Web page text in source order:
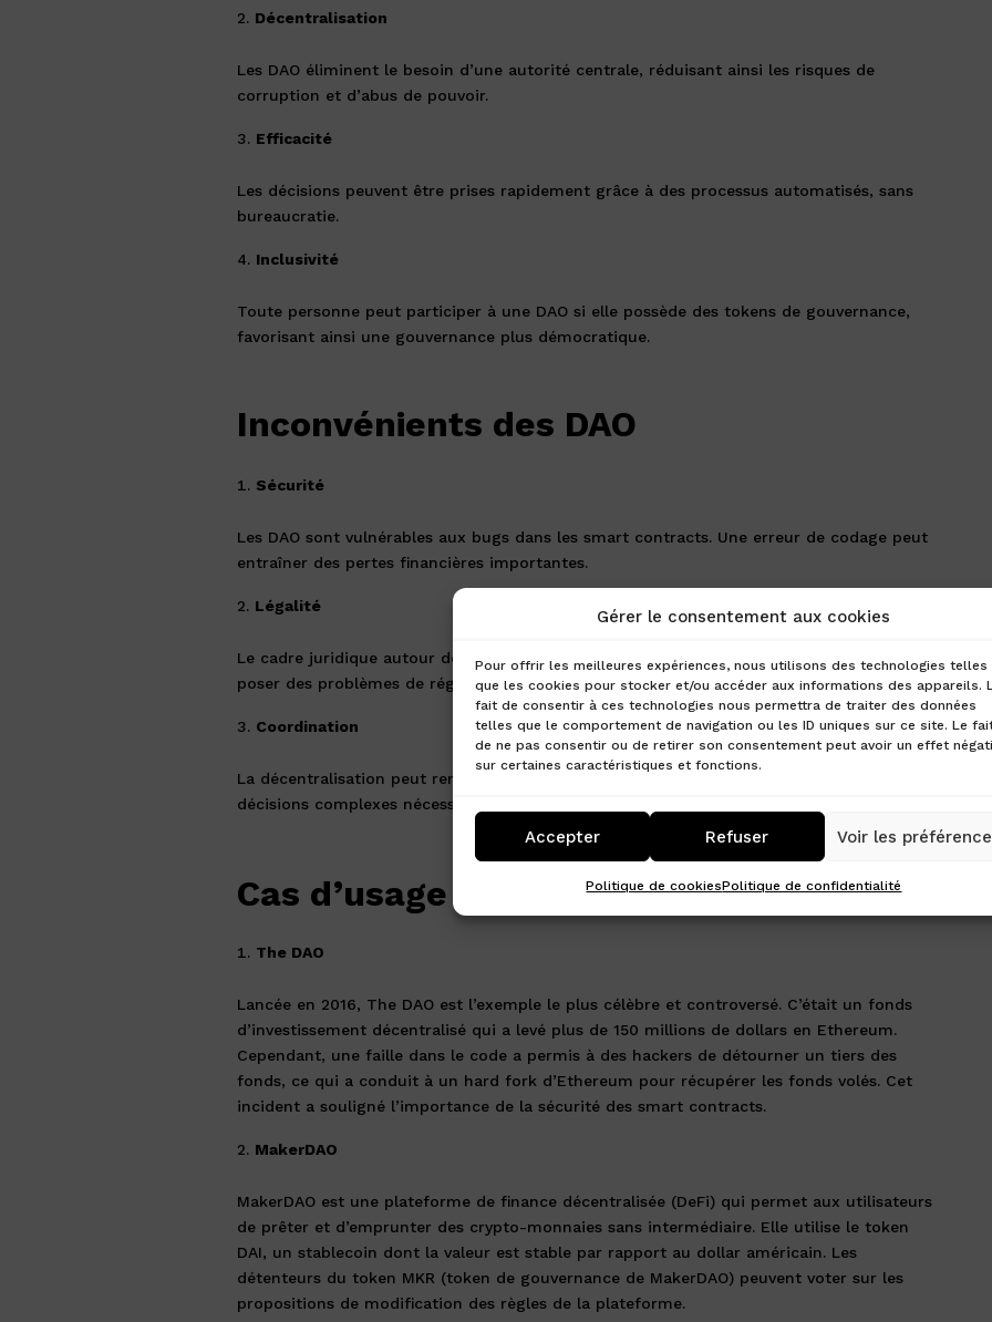
Gérer le consentement aux cookies
Pour offrir les meilleures expériences, nous utilisons des technologies telles
que les cookies pour stocker et/ou accéder aux informations des appareils.
fait de consentir à ces technologies nous permettra de traiter des données
telles que le comportement de navigation ou les ID uniques sur ce site. Le
de ne pas consentir ou de retirer son consentement peut avoir un effet
sur certaines caractéristiques et fonctions.
Accepter Refuser Voir les
Politique de cookiesPolitique de confidentialité
Décentralisation
Les DAO éliminent le besoin d’une autorité centrale, réduisant ainsi les risques de
corruption et d’abus de pouvoir.
Efficacité
Les décisions peuvent être prises rapidement grâce à des processus automatisés, sans
bureaucratie.
Inclusivité
Toute personne peut participer à une DAO si elle possède des tokens de gouvernance,
favorisant ainsi une gouvernance plus démocratique.
Inconvénients des DAO
Sécurité
Les DAO sont vulnérables aux bugs dans les smart contracts. Une erreur de codage peut
entraîner des pertes financières importantes.
Légalité
Le cadre juridique autour des DAO est encore flou dans de nombreux pays, ce qui peut
poser des problèmes de réglementation et de conformité.
Coordination
La décentralisation peut rendre la coordination des membres difficile, surtout pour les
décisions complexes nécessitant une collaboration intensive.
Cas d’usage des DAO
The DAO
Lancée en 2016, The DAO est l’exemple le plus célèbre et controversé. C’était un fonds
d’investissement décentralisé qui a levé plus de 150 millions de dollars en Ethereum.
Cependant, une faille dans le code a permis à des hackers de détourner un tiers des
fonds, ce qui a conduit à un hard fork d’Ethereum pour récupérer les fonds volés. Cet
incident a souligné l’importance de la sécurité des smart contracts.
MakerDAO
MakerDAO est une plateforme de finance décentralisée (DeFi) qui permet aux utilisateurs
de prêter et d’emprunter des crypto-monnaies sans intermédiaire. Elle utilise le token
DAI, un stablecoin dont la valeur est stable par rapport au dollar américain. Les
détenteurs du token MKR (token de gouvernance de MakerDAO) peuvent voter sur les
propositions de modification des règles de la plateforme.